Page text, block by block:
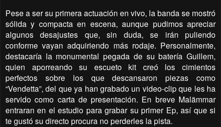
Pese a ser su primera actuación en vivo, la banda se mostró
sólida y compacta en escena, aunque pudimos apreciar
algunos desajustes que, sin duda, se irán puliendo
conforme vayan adquiriendo más rodaje. Personalmente,
destacaría la monumental pegada de su batería Guillem,
quien aporreando su escueto kit creó los cimientos
perfectos sobre los que descansaron piezas como
“Vendetta”, del que ya han grabado un video-clip que les ha
servido como carta de presentación. En breve Malämmar
entraran en el estudio para grabar su primer Ep, así que si
te gustó su directo procura no perderles la pista.